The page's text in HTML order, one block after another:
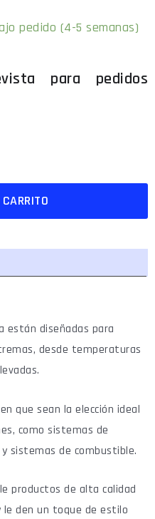
pedido (4-5 semanas)
están diseñadas para
desde temperaturas
que sean la elección ideal
como sistemas de
sistemas de combustible.
productos de alta calidad
den un toque de estilo